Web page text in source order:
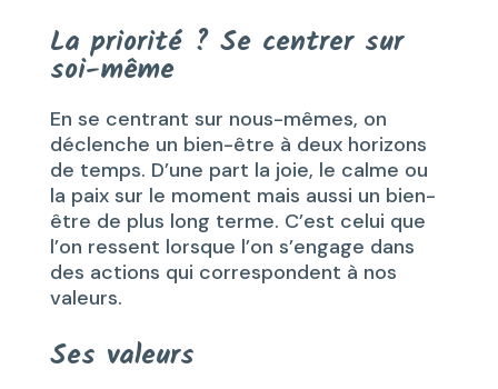
La priorité ? Se centrer sur
soi-même
En se centrant sur nous-mêmes, on
déclenche un bien-être à deux horizons
de temps. D’une part la joie, le calme ou
la paix sur le moment mais aussi un bien-
être de plus long terme. C’est celui que
l’on ressent lorsque l’on s’engage dans
des actions qui correspondent à nos
valeurs.
Ses valeurs